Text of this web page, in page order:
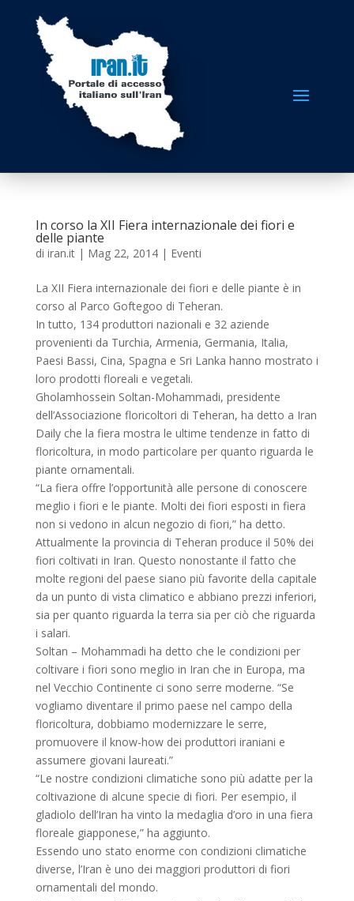
In corso la XII Fiera internazionale dei fiori e
delle piante
di iran.it| Mag 22, 2014| Eventi
La XII Fiera internazionale dei fiori e delle piante è in
corso al Parco Goftegoo di Teheran.
In tutto, 134 produttori nazionali e 32 aziende
provenienti da Turchia, Armenia, Germania, Italia,
Paesi Bassi, Cina, Spagna e Sri Lanka hanno mostrato i
loro prodotti floreali e vegetali.
Gholamhossein Soltan-Mohammadi, presidente
dell’Associazione floricoltori di Teheran, ha detto a Iran
Daily che la fiera mostra le ultime tendenze in fatto di
floricoltura, in modo particolare per quanto riguarda le
piante ornamentali.
“La fiera offre l’opportunità alle persone di conoscere
meglio i fiori e le piante. Molti dei fiori esposti in fiera
non si vedono in alcun negozio di fiori,” ha detto.
Attualmente la provincia di Teheran produce il 50% dei
fiori coltivati in Iran. Questo nonostante il fatto che
molte regioni del paese siano più favorite della capitale
da un punto di vista climatico e abbiano prezzi inferiori,
sia per quanto riguarda la terra sia per ciò che riguarda
i salari.
Soltan – Mohammadi ha detto che le condizioni per
coltivare i fiori sono meglio in Iran che in Europa, ma
nel Vecchio Continente ci sono serre moderne. “Se
vogliamo diventare il primo paese nel campo della
floricoltura, dobbiamo modernizzare le serre,
promuovere il know-how dei produttori iraniani e
assumere giovani laureati.”
“Le nostre condizioni climatiche sono più adatte per la
coltivazione di alcune specie di fiori. Per esempio, il
gladiolo dell’Iran ha vinto la medaglia d’oro in una fiera
floreale giapponese,” ha aggiunto.
Essendo uno stato enorme con condizioni climatiche
diverse, l’Iran è uno dei maggiori produttori di fiori
ornamentali del mondo.